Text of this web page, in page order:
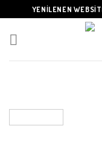
to
content
YENİLENEN